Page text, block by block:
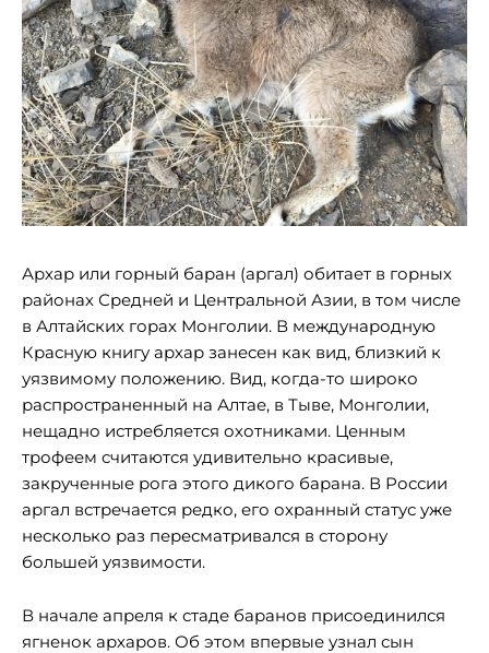
Архар или горный баран (аргал) обитает в горных
районах Средней и Центральной Азии, в том числе
в Алтайских горах Монголии. В международную
Красную книгу архар занесен как вид, близкий к
уязвимому положению. Вид, когда-то широко
распространенный на Алтае, в Тыве, Монголии,
нещадно истребляется охотниками. Ценным
трофеем считаются удивительно красивые,
закрученные рога этого дикого барана. В России
аргал встречается редко, его охранный статус уже
несколько раз пересматривался в сторону
большей уязвимости.
В начале апреля к стаде баранов присоединился
ягненок архаров. Об этом впервые узнал сын